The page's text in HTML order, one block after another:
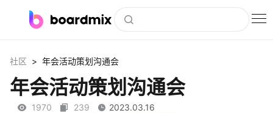
社区资源
下载
社区 > 年会活动策划沟通会
年会活动策划沟通会
1970 239 2023.03.16